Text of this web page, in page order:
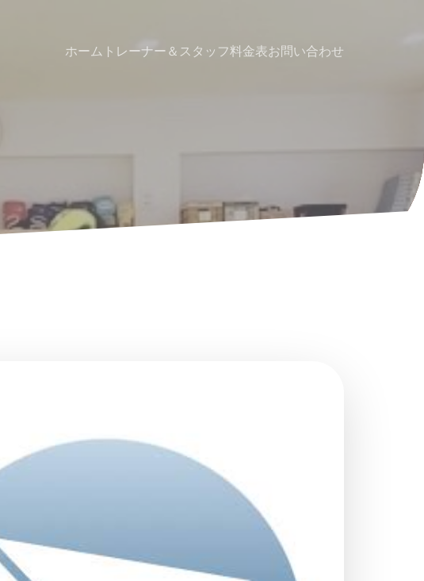
ホーム トレーナー＆スタッフ料金表お問い合わせ